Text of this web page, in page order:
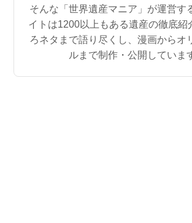
そんな「世界遺産マニア」が運営す
イトは1200以上もある遺産の徹底紹
ろネタまで語り尽くし、漫画からオ
ルまで制作・公開していま